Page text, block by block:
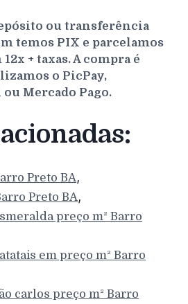
ou transferência
temos PIX e parcelamos
+ taxas. A compra é
o PicPay,
ou Mercado Pago.
Preto BA,
Preto BA,
preço m² Barro
em preço m² Barro
carlos preço m² Barro